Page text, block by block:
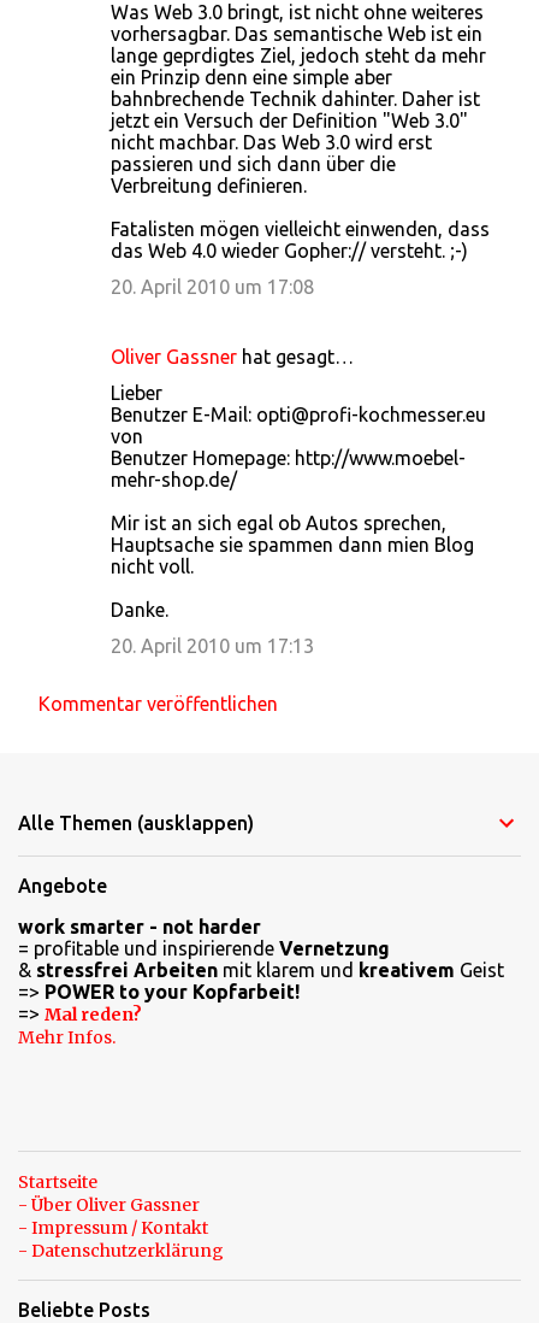
Was Web 3.0 bringt, ist nicht ohne weiteres
vorhersagbar. Das semantische Web ist ein
lange geprdigtes Ziel, jedoch steht da mehr
ein Prinzip denn eine simple aber
bahnbrechende Technik dahinter. Daher ist
jetzt ein Versuch der Definition "Web 3.0"
nicht machbar. Das Web 3.0 wird erst
passieren und sich dann über die
Verbreitung definieren.
Fatalisten mögen vielleicht einwenden, dass
das Web 4.0 wieder Gopher:// versteht. ;-)
20. April 2010 um 17:08
Oliver Gassner hat gesagt…
Lieber
Benutzer E-Mail: opti@profi-kochmesser.eu
von
Benutzer Homepage: http://www.moebel-
mehr-shop.de/
Mir ist an sich egal ob Autos sprechen,
Hauptsache sie spammen dann mien Blog
nicht voll.
Danke.
20. April 2010 um 17:13
Kommentar veröffentlichen
Alle Themen (ausklappen)
Angebote
work smarter - not harder
= profitable und inspirierende Vernetzung
& stressfrei Arbeiten mit klarem und kreativem Geist
=> POWER to your Kopfarbeit!
=> Mal reden?
Mehr Infos.
Startseite
- Über Oliver Gassner
- Impressum / Kontakt
- Datenschutzerklärung
Beliebte Posts